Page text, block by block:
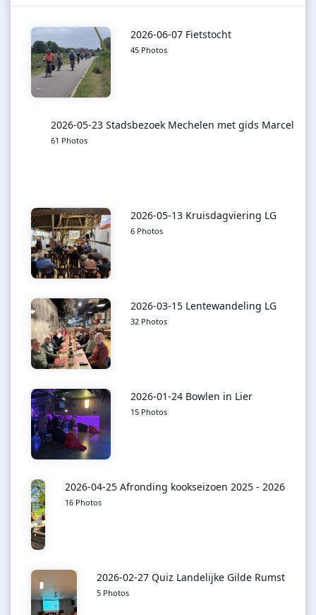
2026-06-07 Fietstocht
45 Photos
2026-05-23 Stadsbezoek Mechelen met gids Marcel
61 Photos
2026-05-13 Kruisdagviering LG
6 Photos
2026-03-15 Lentewandeling LG
32 Photos
2026-01-24 Bowlen in Lier
15 Photos
2026-04-25 Afronding kookseizoen 2025 - 2026
16 Photos
2026-02-27 Quiz Landelijke Gilde Rumst
5 Photos